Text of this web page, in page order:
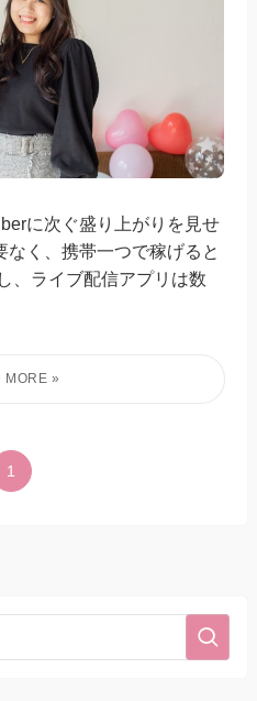
に次ぐ盛り上がりを見せ
く、携帯一つで稼げると
、ライブ配信アプリは数
1